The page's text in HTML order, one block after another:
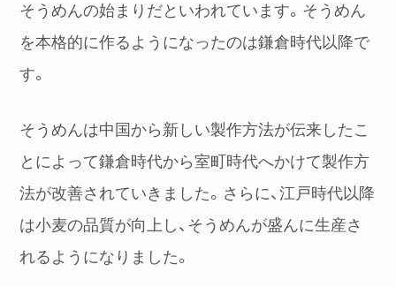
そうめんの始まりだといわれています。そうめん
を本格的に作るようになったのは鎌倉時代以降で
す。
そうめんは中国から新しい製作方法が伝来したこ
とによって鎌倉時代から室町時代へかけて製作方
法が改善されていきました。さらに、江戸時代以降
は小麦の品質が向上し、そうめんが盛んに生産さ
れるようになりました。